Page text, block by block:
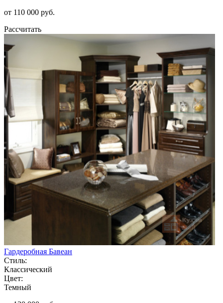
от 110 000 руб.
Рассчитать
Гардеробная Бавеан
Стиль:
Классический
Цвет:
Темный